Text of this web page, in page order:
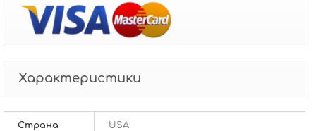
Характеристики
Страна USA